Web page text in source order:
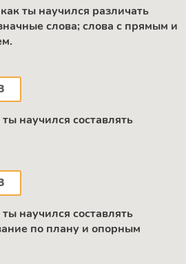
ты научился различать
слова; слова с прямым и
научился составлять
научился составлять
по плану и опорным